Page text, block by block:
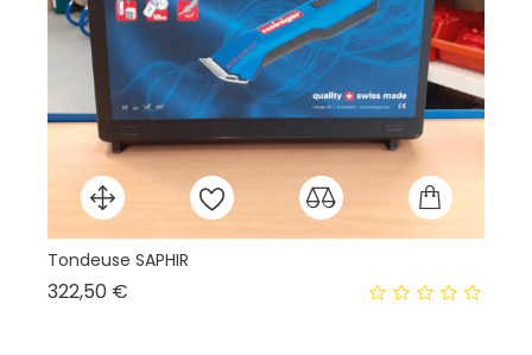
Tondeuse SAPHIR
322,50 €